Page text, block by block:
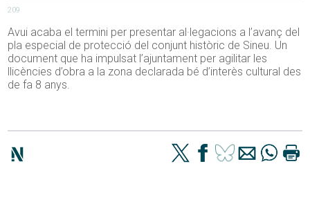
209
Avui acaba el termini per presentar al·legacions a l’avanç del
pla especial de protecció del conjunt històric de Sineu. Un
document que ha impulsat l’ajuntament per agilitar les
llicències d’obra a la zona declarada bé d’interès cultural des
de fa 8 anys.